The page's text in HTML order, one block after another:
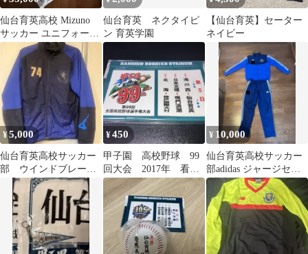
仙台育英高校 Mizuno
サッカー ユニフォーム
上下セット 背番号10
仙台育英 ネクタイピ
ン 育英学園
【仙台育英】セーター
ネイビー
¥5,000
仙台育英高校サッカー
部 ウインドブレーカ
¥450
甲子園 高校野球 99
回大会 2017年 看板
マグネット 7日目 新
品未使用
¥ 10,000
仙台育英高校サッカー
部adidas ジャージセッ
トアップ